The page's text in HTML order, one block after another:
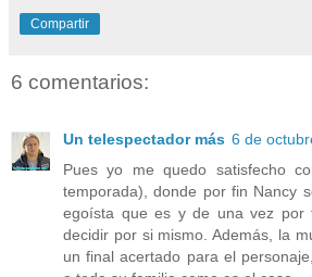
Compartir
6 comentarios:
Un telespectador más 6 de
Pues yo me quedo satisfecho
temporada), donde por fin Nancy
egoísta que es y de una vez por
decidir por si mismo. Además, la
un final acertado para el